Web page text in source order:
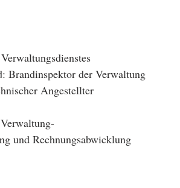
Brandinspektor der Verwaltung
Angestellter
und Rechnungsabwicklung